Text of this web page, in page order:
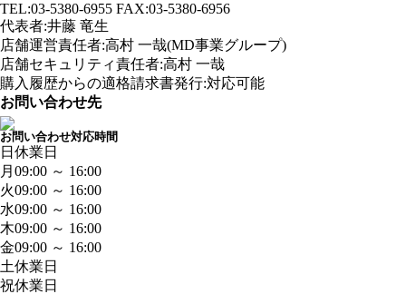
TEL:03-5380-6955 FAX:03-5380-6956
代表者:井藤 竜生
店舗運営責任者:高村 一哉(MD事業グループ)
店舗セキュリティ責任者:高村 一哉
購入履歴からの適格請求書発行:対応可能
お問い合わせ先
お問い合わせ対応時間
日 休業日
月 09:00 ～ 16:00
火09:00 ～ 16:00
水09:00 ～ 16:00
木09:00 ～ 16:00
金09:00 ～ 16:00
土休業日
祝休業日